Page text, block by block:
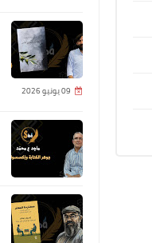
09 يونيو 2026